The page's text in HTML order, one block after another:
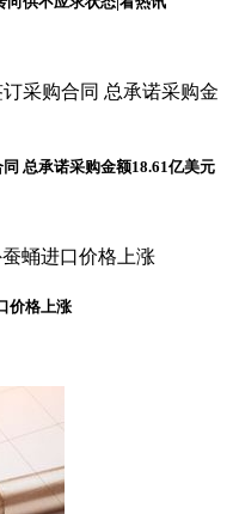
总承诺采购金额18.61亿美元
价格上涨